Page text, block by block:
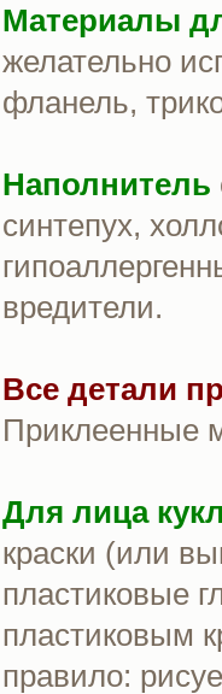
Материалы
желательно
фланель,
Наполнитель
синтепух,
вредители.
Все детали
Приклеенные
Для лица
краски (или
пластиковые
пластиковым
правило: